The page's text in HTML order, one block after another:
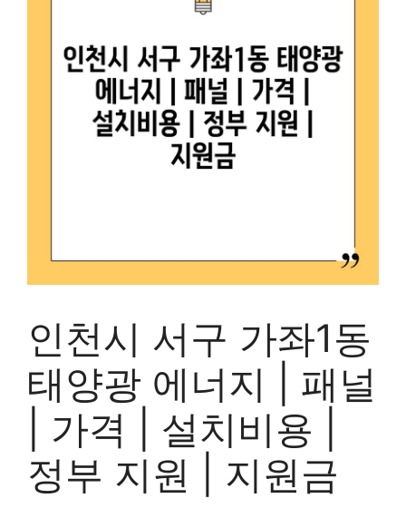
인천시 서구 가좌1동
태양광 에너지 | 패널
| 가격 | 설치비용 |
정부 지원 | 지원금